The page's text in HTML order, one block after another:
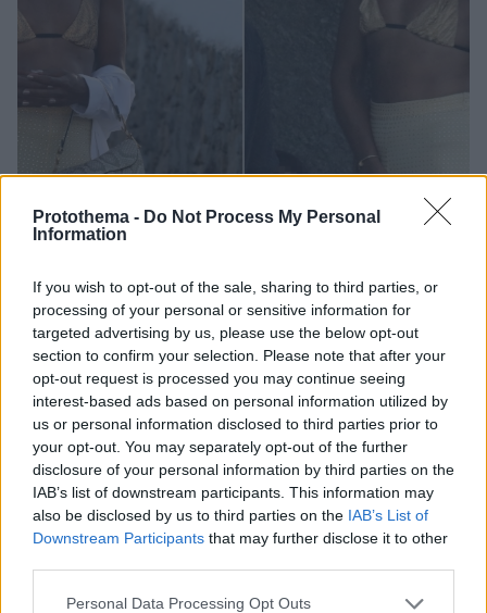
Protothema - Do Not Process My Personal
Information
If you wish to opt-out of the sale, sharing to third parties, or
processing of your personal or sensitive information for
targeted advertising by us, please use the below opt-out
section to confirm your selection. Please note that after your
opt-out request is processed you may continue seeing
interest-based ads based on personal information utilized by
us or personal information disclosed to third parties prior to
your opt-out. You may separately opt-out of the further
disclosure of your personal information by third parties on the
IAB’s list of downstream participants. This information may
also be disclosed by us to third parties on the IAB’s List of
Downstream Participants that may further disclose it to other
Please note that this website/app uses one or more Google
Personal Data Processing Opt Outs
Νέες φωτογραφίες από την εμφάνιση του γιου του
Μάτζικ Τζόνσον στη Μύκονο
Δείτε τα στιγμιότυπα με τον E.J. να διασκεδάζει σε
κλαμπ της Αγίας Άννας με χρυσό μπικίνι και τακούνια
26.08.2022, 16:10